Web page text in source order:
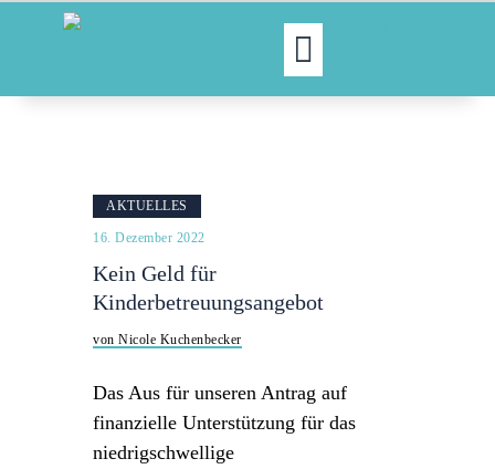
AKTUELLES
NORDAKTUELL
THEMEN
AUSSCHÜSSE
AKTUELLES
16. Dezember 2022
Kein Geld für
Kinderbetreuungsangebot
von Nicole Kuchenbecker
Das Aus für unseren Antrag auf
finanzielle Unterstützung für das
niedrigschwellige